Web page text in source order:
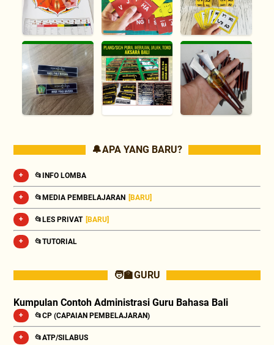
🔔 APA YANG BARU?
📂INFO LOMBA
📂MEDIA PEMBELAJARAN [BARU]
📂LES PRIVAT [BARU]
📂TUTORIAL
🧑‍🏫 GURU
Kumpulan Contoh Administrasi Guru Bahasa Bali
📂CP (CAPAIAN PEMBELAJARAN)
📂ATP/SILABUS